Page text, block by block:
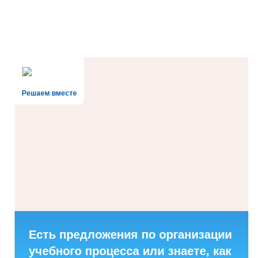
Решаем вместе
Есть предложения по организации
учебного процесса или знаете, как